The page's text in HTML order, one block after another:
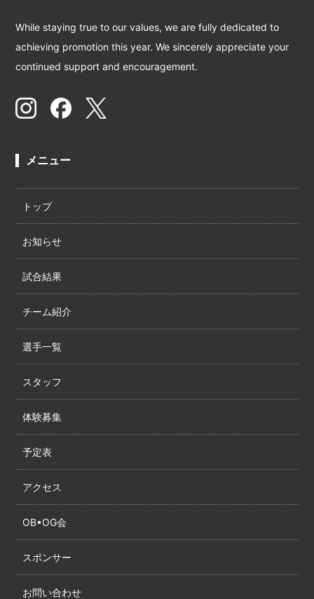
While staying true to our values, we are fully dedicated to
achieving promotion this year. We sincerely appreciate your
continued support and encouragement.
メニュー
トップ
お知らせ
試合結果
チーム紹介
選手一覧
スタッフ
体験募集
予定表
アクセス
OB•OG会
スポンサー
お問い合わせ